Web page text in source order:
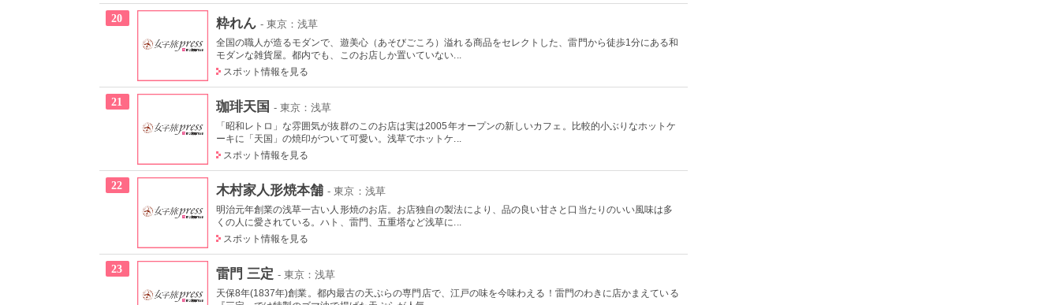
20 粋れん - 東京：浅草
全国の職人が造るモダンで、遊美心（あそびごころ）溢れる商品をセレクトした、雷門から徒歩1分にある和
モダンな雑貨屋。都内でも、このお店しか置いていない...
スポット情報を見る
21 珈琲天国 - 東京：浅草
「昭和レトロ」な雰囲気が抜群のこのお店は実は2005年オープンの新しいカフェ。比較的小ぶりなホットケ
ーキに「天国」の焼印がついて可愛い。浅草でホットケ...
スポット情報を見る
22 木村家人形焼本舗 - 東京：浅草
明治元年創業の浅草一古い人形焼のお店。お店独自の製法により、品の良い甘さと口当たりのいい風味は多
くの人に愛されている。ハト、雷門、五重塔など浅草に...
スポット情報を見る
23 雷門 三定 - 東京：浅草
天保8年(1837年)創業。都内最古の天ぷらの専門店で、江戸の味を今味わえる！雷門のわきに店かまえている